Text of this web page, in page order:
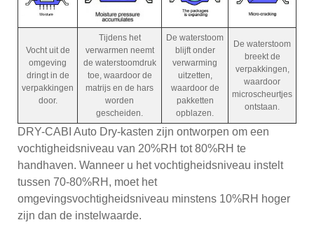
Vocht uit de
omgeving
dringt in de
verpakkingen
door.
Tijdens het
verwarmen neemt
de waterstoomdruk
toe, waardoor de
matrijs en de hars
worden
gescheiden.
De waterstoom
blijft onder
verwarming
uitzetten,
waardoor de
pakketten
opblazen.
De waterstoom
breekt de
verpakkingen,
waardoor
microscheurtjes
ontstaan.
DRY-CABI Auto Dry-kasten zijn ontworpen om een ​​
vochtigheidsniveau van 20%RH tot 80%RH te
handhaven. Wanneer u het vochtigheidsniveau instelt
tussen 70-80%RH, moet het
omgevingsvochtigheidsniveau minstens 10%RH hoger
zijn dan de instelwaarde.